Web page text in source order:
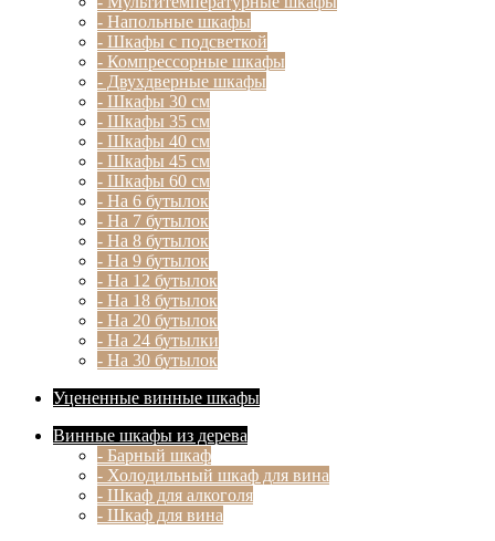
- Напольные шкафы
- Шкафы с подсветкой
- Компрессорные шкафы
- Двухдверные шкафы
- Шкафы 30 см
- Шкафы 35 см
- Шкафы 40 см
- Шкафы 45 см
- Шкафы 60 см
- На 6 бутылок
- На 7 бутылок
- На 8 бутылок
- На 9 бутылок
- На 12 бутылок
- На 18 бутылок
- На 20 бутылок
- На 24 бутылки
- На 30 бутылок
Уцененные винные шкафы
Винные шкафы из дерева
- Барный шкаф
- Холодильный шкаф для вина
- Шкаф для алкоголя
- Шкаф для вина